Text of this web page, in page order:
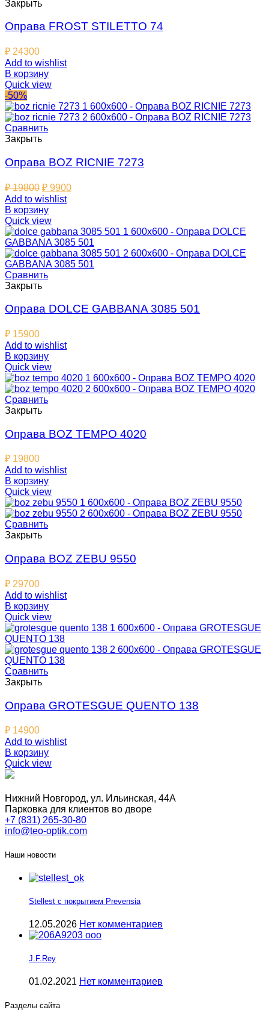
Закрыть
Оправа FROST STILETTO 74
₽ 24300
Add to wishlist
В корзину
Quick view
-50%
Сравнить
Закрыть
Оправа BOZ RICNIE 7273
₽19800 ₽ 9900
Add to wishlist
В корзину
Quick view
Сравнить
Закрыть
Оправа DOLCE GABBANA 3085 501
₽ 15900
Add to wishlist
В корзину
Quick view
Сравнить
Закрыть
Оправа BOZ TEMPO 4020
₽ 19800
Add to wishlist
В корзину
Quick view
Сравнить
Закрыть
Оправа BOZ ZEBU 9550
₽ 29700
Add to wishlist
В корзину
Quick view
Сравнить
Закрыть
Оправа GROTESGUE QUENTO 138
₽ 14900
Add to wishlist
В корзину
Quick view
Нижний Новгород, ул. Ильинская, 44А
Парковка для клиентов во дворе
+7 (831) 265-30-80
info@teo-optik.com
Наши новости
Stellest с покрытием Prevensia
12.05.2026 Нет комментариев
J.F.Rey
01.02.2021 Нет комментариев
Разделы сайта